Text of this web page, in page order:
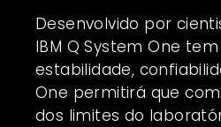
Desenvolvido por
IBM Q System One
estabilidade,
One permitirá que
dos limites do